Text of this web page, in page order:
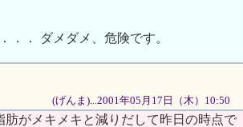
．． ダメダメ、危険です。
(げんま)...2001年05月17日（木）10:50
がメキメキと減りだして昨日の時点で